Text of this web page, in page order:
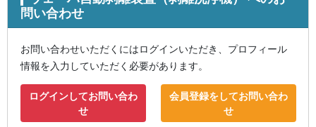
問い合わせ
お問い合わせいただくにはログインいただき、プロフィール
情報を入力していただく必要があります。
ログインしてお問い合わ
せ
会員登録をしてお問い合わ
せ